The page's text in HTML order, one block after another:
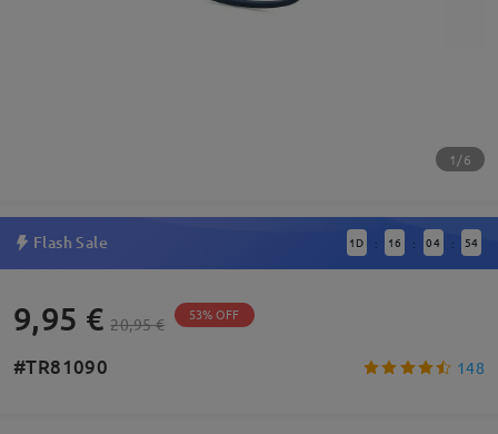
1/6
Flash Sale 1 D : 16 : 04 : 53
9,95 € 20,95 € 53% OFF
#TR81090 148